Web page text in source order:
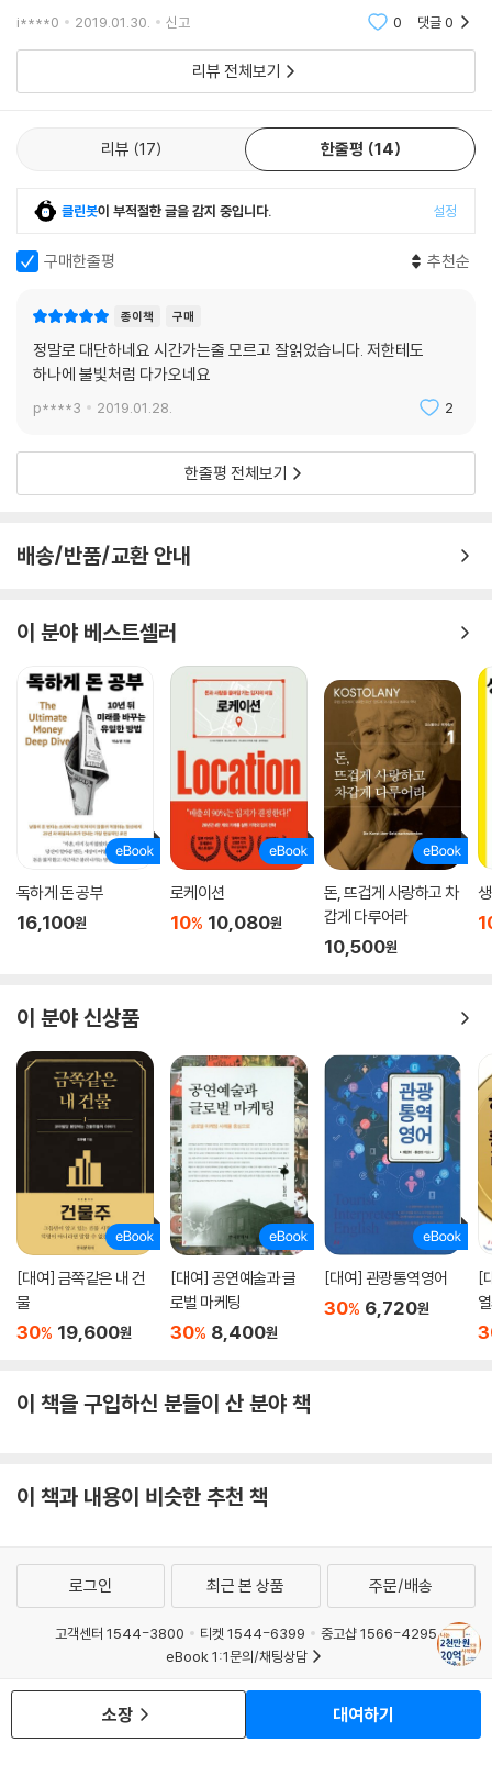
될 수 있도록 노력해보고자 합니다. 공/경매 사이트로 검색해보고 저자님
i****0 2019.01.30. 신고 0 댓글0
리뷰 전체보기
리뷰 17 한줄평 14
클린봇이 부적절한 글을 감지 중입니다. 설정
구매한줄평 추천순
종이책 구매
정말로 대단하네요 시간가는줄 모르고 잘읽었습니다. 저한테도
하나에 불빛처럼 다가오네요
p****3 2019.01.28. 2
한줄평 전체보기
배송/반품/교환 안내
이 분야 베스트셀러
독하게 돈 공부
16,100원
로케이션
10% 10,080원
돈, 뜨겁게 사랑하고 차
갑게 다루어라
10,500원
이 분야 신상품
[대여] 금쪽같은 내 건
물
30% 19,600원
[대여] 공연예술과 글
로벌 마케팅
30% 8,400원
[대여] 관광통역영어
30% 6,720원
[
이 책을 구입하신 분들이 산 분야 책
이 책과 내용이 비슷한 추천 책
소장 대여하기
로그인 최근 본 상품 주문/배송
고객센터 1544-3800 티켓 1544-6399
중고샵 1566-4295
eBook 1:1문의/채팅상담
예스이십사(주) 사업자 정보
이용약관
청소년보호정책
PC버전
회사소개
거래처관계자께